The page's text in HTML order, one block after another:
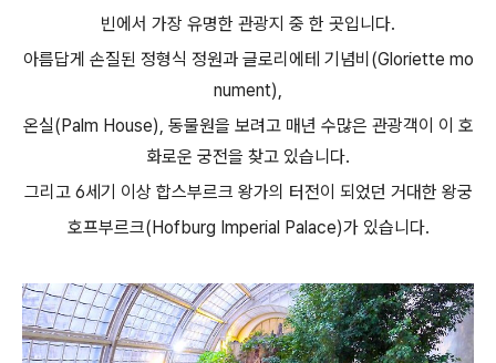
빈에서 가장 유명한 관광지 중 한 곳입니다.
아름답게 손질된 정형식 정원과 글로리에테 기념비(Gloriette mo
nument),
온실(Palm House), 동물원을 보려고 매년 수많은 관광객이 이 호
화로운 궁전을 찾고 있습니다.
그리고 6세기 이상 합스부르크 왕가의 터전이 되었던 거대한 왕궁
호프부르크(Hofburg Imperial Palace)가 있습니다.